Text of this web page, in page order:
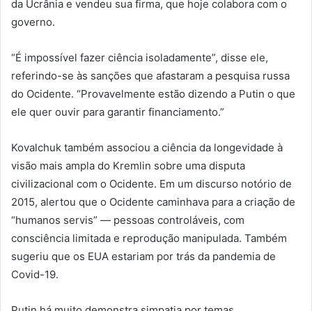
da Ucrânia e vendeu sua firma, que hoje colabora com o
governo.
“É impossível fazer ciência isoladamente”, disse ele,
referindo-se às sanções que afastaram a pesquisa russa
do Ocidente. “Provavelmente estão dizendo a Putin o que
ele quer ouvir para garantir financiamento.”
Kovalchuk também associou a ciência da longevidade à
visão mais ampla do Kremlin sobre uma disputa
civilizacional com o Ocidente. Em um discurso notório de
2015, alertou que o Ocidente caminhava para a criação de
“humanos servis” — pessoas controláveis, com
consciência limitada e reprodução manipulada. Também
sugeriu que os EUA estariam por trás da pandemia de
Covid-19.